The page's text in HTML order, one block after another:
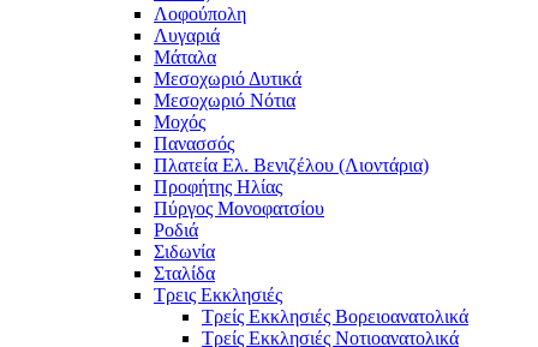
Λοφούπολη
Λυγαριά
Μάταλα
Μεσοχωριό Δυτικά
Μεσοχωριό Νότια
Μοχός
Πανασσός
Πλατεία Ελ. Βενιζέλου (Λιοντάρια)
Προφήτης Ηλίας
Πύργος Μονοφατσίου
Ροδιά
Σιδωνία
Σταλίδα
Τρεις Εκκλησιές
Τρείς Εκκλησιές Βορειοανατολικά
Τρείς Εκκλησιές Νοτιοανατολικά